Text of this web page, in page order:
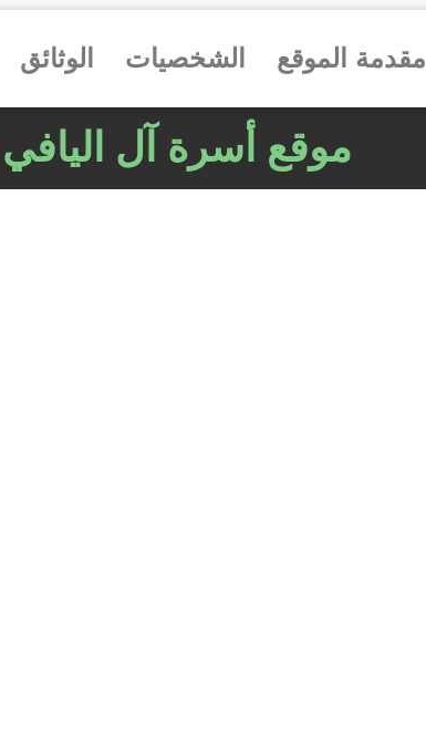
مقدمة الموقع الشخصيات الوثائق
موقع أسرة آل اليافي